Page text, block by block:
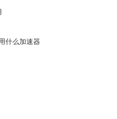
什么加速器